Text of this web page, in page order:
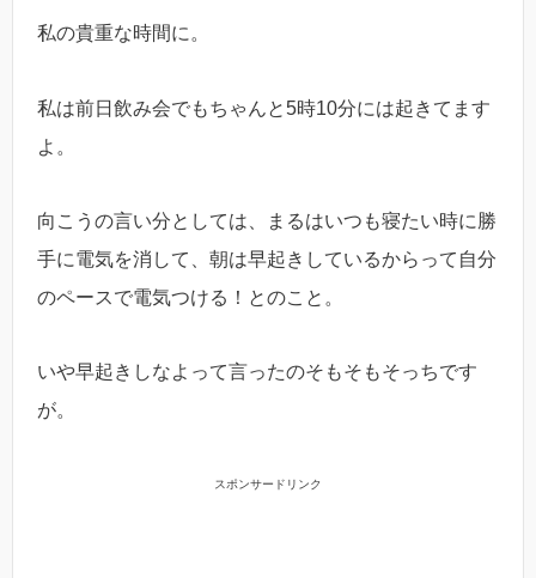
私の貴重な時間に。
私は前日飲み会でもちゃんと5時10分には起きてます
よ。
向こうの言い分としては、まるはいつも寝たい時に勝
手に電気を消して、朝は早起きしているからって自分
のペースで電気つける！とのこと。
いや早起きしなよって言ったのそもそもそっちです
が。
スポンサードリンク